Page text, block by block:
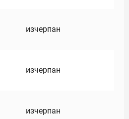
изчерпан
изчерпан
изчерпан